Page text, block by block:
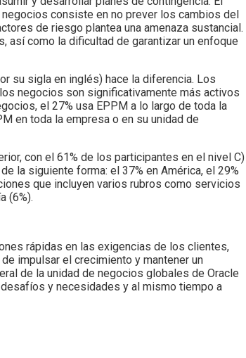
consiste en no prever los cambios del
de riesgo plantea una amenaza sustancial.
así como la dificultad de garantizar un enfoque
su sigla en inglés) hace la diferencia. Los
negocios son significativamente más activos
el 27% usa EPPM a lo largo de toda la
en toda la empresa o en su unidad de
con el 61% de los participantes en el nivel C)
la siguiente forma: el 37% en América, el 29%
que incluyen varios rubros como servicios
(6%).
rápidas en las exigencias de los clientes,
impulsar el crecimiento y mantener un
de la unidad de negocios globales de Oracle
y necesidades y al mismo tiempo a